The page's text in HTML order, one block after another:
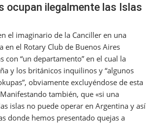
ocupan ilegalmente las Islas
el imaginario de la Canciller en una
en el Rotary Club de Buenos Aires
con “un departamento” en el cual la
y los británicos inquilinos y “algunos
obviamente excluyéndose de esta
también, que «si una
islas no puede operar en Argentina y así
donde hemos presentado quejas a